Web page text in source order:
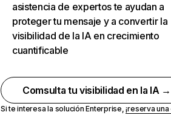
asistencia de expertos te ayudan a
proteger tu mensaje y a convertir la
visibilidad de la IA en crecimiento
cuantificable
Comsulta tu visibilidad en la IA →
Si te interesa la solución Enterprise,¡reserva